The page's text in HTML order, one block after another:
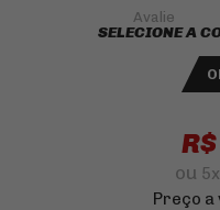
SELECIONE A
ou 5x
Preço a